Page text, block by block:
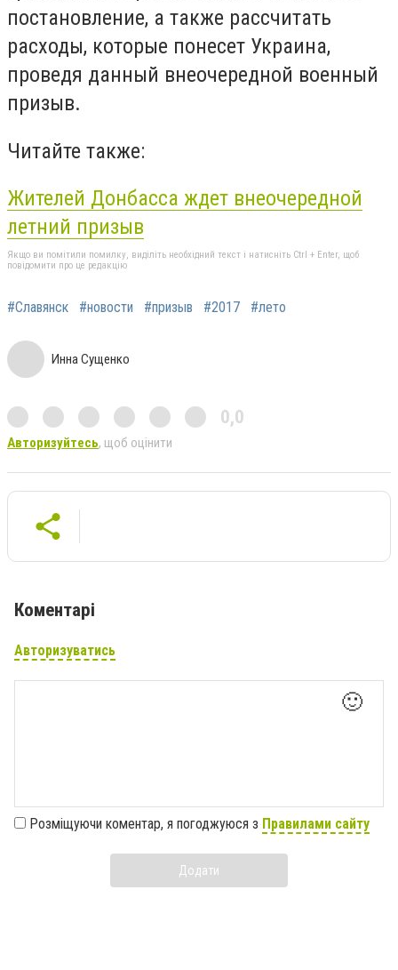
постановление, а также рассчитать
расходы, которые понесет Украина,
проведя данный внеочередной военный
призыв.
Читайте также:
Жителей Донбасса ждет внеочередной
летний призыв
Якщо ви помітили помилку, виділіть необхідний текст і натисніть Ctrl + Enter, щоб
повідомити про це редакцію
#Славянск #новости #призыв #2017 #лето
Инна Сущенко
0,0
Авторизуйтесь, щоб оцінити
Коментарі
Авторизуватись
🙂
Розміщуючи коментар, я погоджуюся з Правилами сайту
Додати